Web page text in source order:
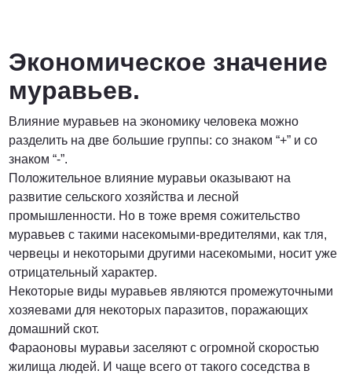
Экономическое значение
муравьев.
Влияние муравьев на экономику человека можно
разделить на две большие группы: со знаком “+” и со
знаком “-”.
Положительное влияние муравьи оказывают на
развитие сельского хозяйства и лесной
промышленности. Но в тоже время сожительство
муравьев с такими насекомыми-вредителями, как тля,
червецы и некоторыми другими насекомыми, носит уже
отрицательный характер.
Некоторые виды муравьев являются промежуточными
хозяевами для некоторых паразитов, поражающих
домашний скот.
Фараоновы муравьи заселяют с огромной скоростью
жилища людей. И чаще всего от такого соседства в